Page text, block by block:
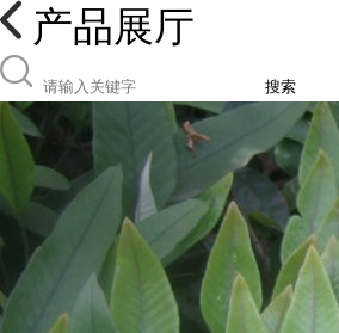
产品展厅
搜索